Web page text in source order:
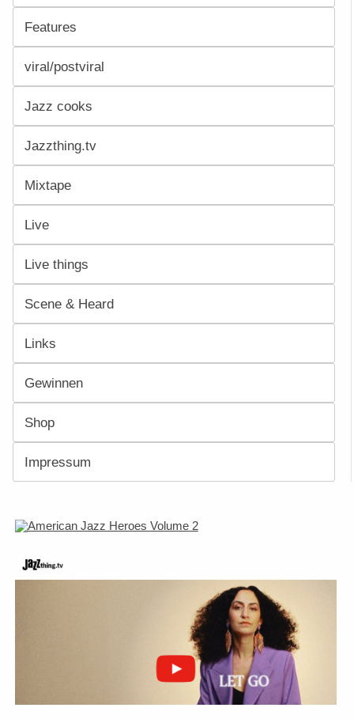
Features
viral/postviral
Jazz cooks
Jazzthing.tv
Mixtape
Live
Live things
Scene & Heard
Links
Gewinnen
Shop
Impressum